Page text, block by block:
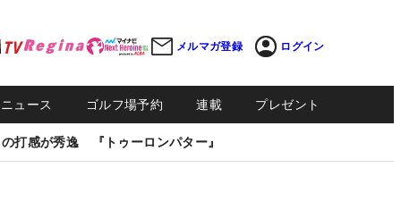
メルマガ登録 ログイン
ュース ゴルフ場予約 連載 プレゼント
打感が秀逸 『トゥーロンパター』